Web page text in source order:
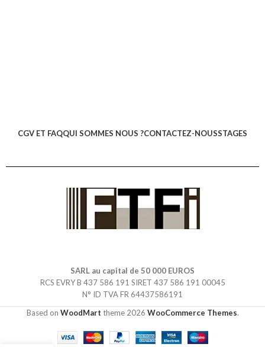
CGV ET FAQQUI SOMMES NOUS ?CONTACTEZ-NOUSSTAGES
SARL au capital de 50 000 EUROS
RCS EVRY B 437 586 191 SIRET 437 586 191 00045
N° ID TVA FR 64437586191
Based on WoodMart theme2026 WooCommerce Themes.